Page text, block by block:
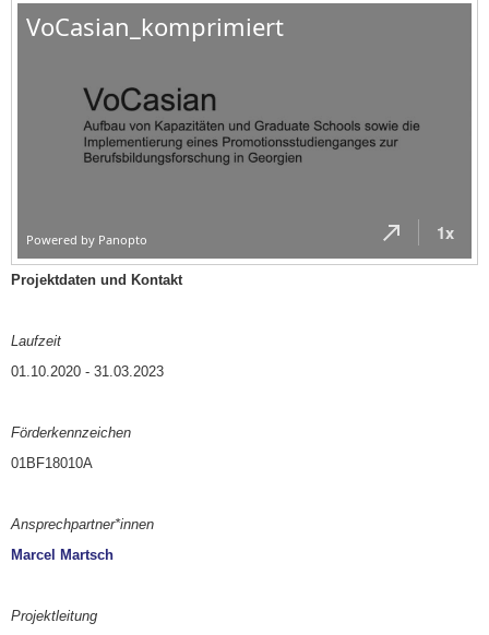
Projektdaten und Kontakt
Laufzeit
01.10.2020 - 31.03.2023
Förderkennzeichen
01BF18010A
Ansprechpartner*innen
Marcel Martsch
Projektleitung